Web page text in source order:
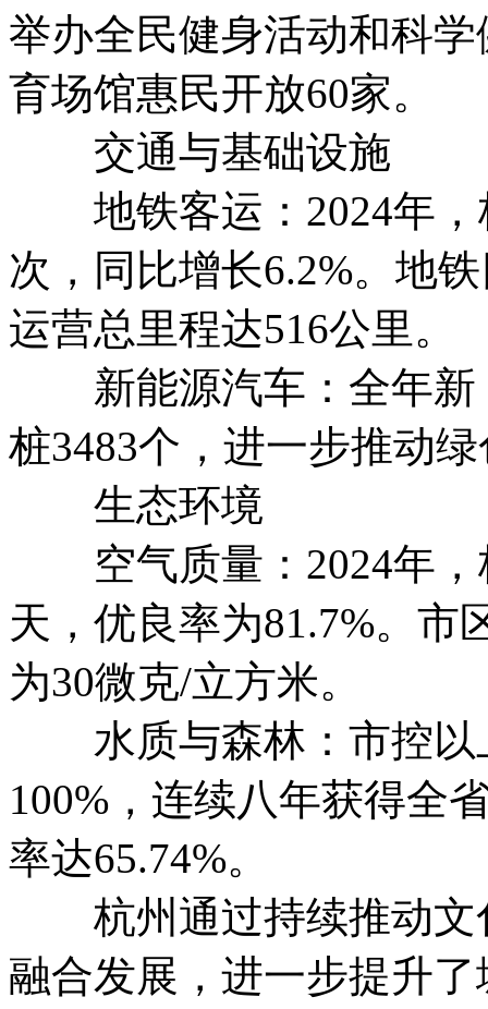
举办全民健身活动和科
育场馆惠民开放60家。
交通与基础设施
地铁客运：2024年，
次，同比增长6.2%。地
运营总里程达516公里。
新能源汽车：全年新
桩3483个，进一步推动
生态环境
空气质量：2024年，
天，优良率为81.7%。市
为30微克/立方米。
水质与森林：市控以
100%，连续八年获得全
率达65.74%。
杭州通过持续推动文
融合发展，进一步提升